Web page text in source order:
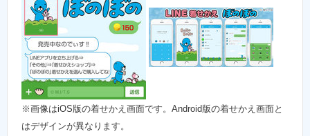
※画像はiOS版の着せかえ画面です。Android版の着せかえ画面と
はデザインが異なります。